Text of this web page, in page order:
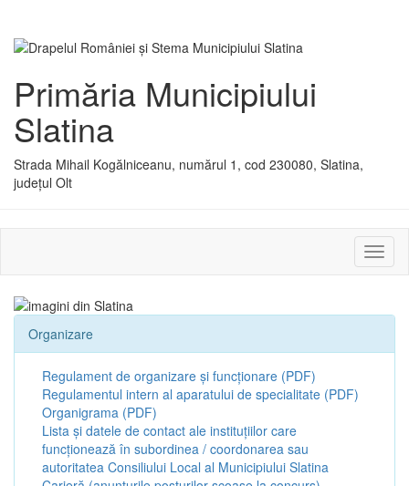
Primăria Municipiului
Slatina
Strada Mihail Kogălniceanu, numărul 1, cod 230080, Slatina,
județul Olt
sau
Organizare
Regulament de organizare și funcționare (PDF)
Regulamentul intern al aparatului de specialitate (PDF)
Organigrama (PDF)
Lista și datele de contact ale instituțiilor care
funcționează în subordinea / coordonarea sau
autoritatea Consiliului Local al Municipiului Slatina